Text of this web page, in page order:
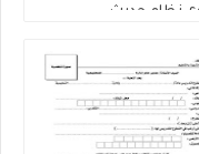
نظام حديث